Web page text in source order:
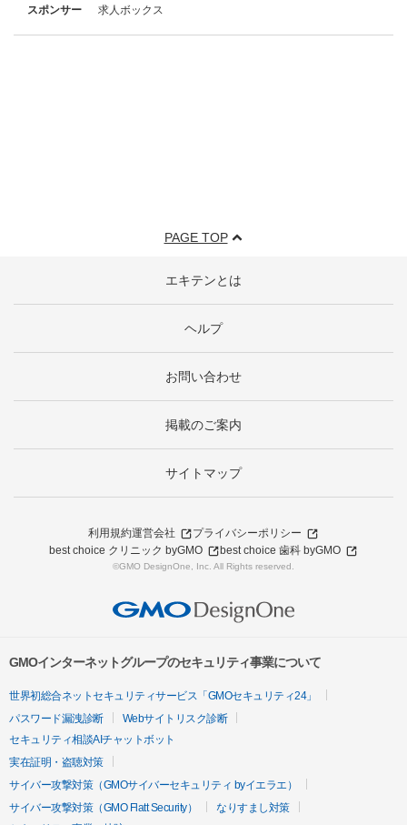
スポンサー
求人ボックス
PAGE TOP
エキテンとは
ヘルプ
お問い合わせ
掲載のご案内
サイトマップ
利用規約運営会社
プライバシーポリシー
best choice クリニック byGMO
best choice 歯科 byGMO
©GMO DesignOne, Inc. All Rights reserved.
GMOインターネットグループのセキュリティ事業について
世界初総合ネットセキュリティサービス「GMOセキュリティ24」
パスワード漏洩診断
Webサイトリスク診断
セキュリティ相談AIチャットボット
実在証明・盗聴対策
サイバー攻撃対策（GMOサイバーセキュリティ byイエラエ）
サイバー攻撃対策（GMO Flatt Security）
なりすまし対策